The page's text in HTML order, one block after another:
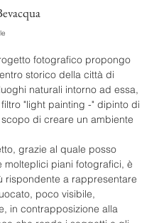
fotografico propongo
storico della città di
naturali intorno ad essa,
"light painting -" dipinto di
di creare un ambiente
molteplici piani fotografici, è
rispondente a rappresentare
poco visibile,
in contrapposizione alla